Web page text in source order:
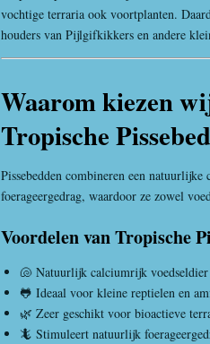
vochtige terraria ook voortplanten.
houders van Pijlgifkikkers en andere
Waarom kiezen
Tropische
Pissebedden combineren een
foerageergedrag, waardoor ze zowel
Voordelen van Tropische
🐚 Natuurlijk calciumrijk voedseldier
🐸 Ideaal voor kleine reptielen en
🌿 Zeer geschikt voor bioactieve
🦎 Stimuleert natuurlijk